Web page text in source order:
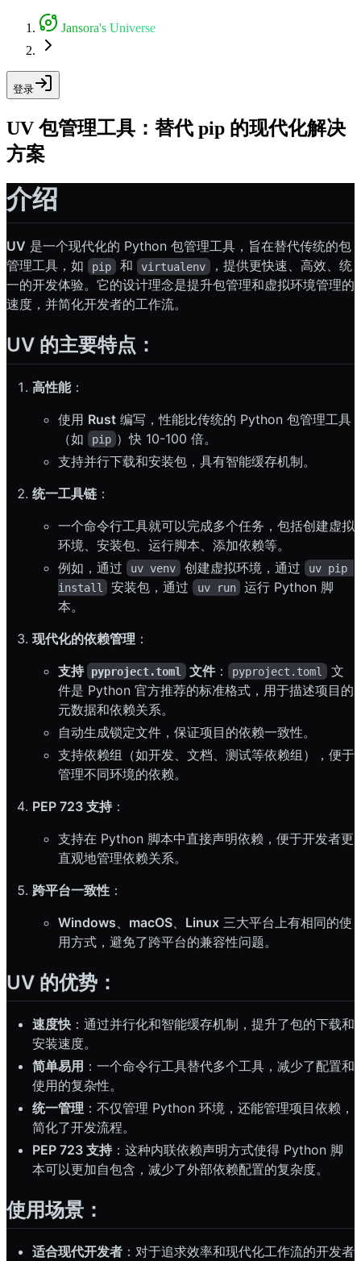
Jansora's Universe
登录
UV 包管理工具：替代 pip 的现代化解决
方案
介绍
UV 是一个现代化的 Python 包管理工具，旨在替代传统的包
管理工具，如
pip 和 virtualenv ，提供更快速、高效、统
一的开发体验。它的设计理念是提升包管理和虚拟环境管理的
速度，并简化开发者的工作流。
UV 的主要特点：
高性能：
使用 Rust 编写，性能比传统的 Python 包管理工具
（如
pip ）快 10-100 倍。
支持并行下载和安装包，具有智能缓存机制。
统一工具链 ：
一个命令行工具就可以完成多个任务，包括创建虚拟
环境、安装包、运行脚本、添加依赖等。
例如，通过
uv venv 创建虚拟环境，通过
uv pip
install
安装包，通过 uv run
运行 Python 脚
本。
现代化的依赖管理 ：
支持 pyproject.toml 文件： pyproject.toml 文
件是 Python 官方推荐的标准格式，用于描述项目的
元数据和依赖关系。
自动生成锁定文件，保证项目的依赖一致性。
支持依赖组（如开发、文档、测试等依赖组），便于
管理不同环境的依赖。
PEP 723 支持：
支持在 Python 脚本中直接声明依赖，便于开发者更
直观地管理依赖关系。
跨平台一致性 ：
Windows
macOS Linux 三大平台上有相同的使
用方式，避免了跨平台的兼容性问题。
UV 的优势：
速度快 ：通过并行化和智能缓存机制，提升了包的下载和
安装速度。
简单易用 ：一个命令行工具替代多个工具，减少了配置和
使用的复杂性。
统一管理 ：不仅管理 Python 环境，还能管理项目依赖，
简化了开发流程。
PEP 723 支持：这种内联依赖声明方式使得 Python 脚
本可以更加自包含，减少了外部依赖配置的复杂度。
使用场景：
适合现代开发者 ：对于追求效率和现代化工作流的开发者